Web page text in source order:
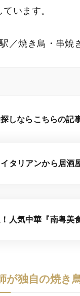
います。
／焼き鳥・串焼
しならこちらの記
タリアンから居酒
人気中華『南粤美
が独自の焼き